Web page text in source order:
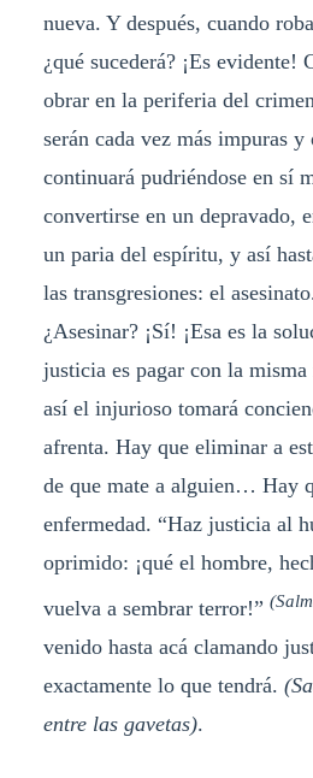
nueva. Y después, cuando
¿qué sucederá? ¡Es evidente!
obrar en la periferia del
serán cada vez más impuras
continuará pudriéndose en sí
convertirse en un depravado,
un paria del espíritu, y así
las transgresiones: el
¿Asesinar? ¡Sí! ¡Esa es la
justicia es pagar con la misma
así el injurioso tomará
afrenta. Hay que eliminar a
de que mate a alguien… Hay
enfermedad. “Haz justicia al
oprimido: ¡qué el hombre,
vuelva a sembrar terror!”
venido hasta acá clamando
exactamente lo que tendrá.
entre las gavetas).